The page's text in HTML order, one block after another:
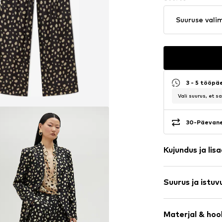
Suuruse
3 - 5
Vali suurus, et
30-
Kujundus ja
Liistuga
Külgmised
Recycled
Suurus ja
Istuvus: Avar
Materjal &